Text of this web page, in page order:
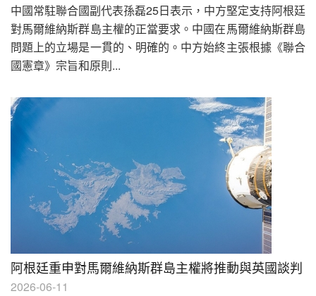
中國常駐聯合國副代表孫磊25日表示，中方堅定支持阿根廷
對馬爾維納斯群島主權的正當要求。中國在馬爾維納斯群島
問題上的立場是一貫的、明確的。中方始終主張根據《聯合
國憲章》宗旨和原則...
阿根廷重申對馬爾維納斯群島主權將推動與英國談判
2026-06-11